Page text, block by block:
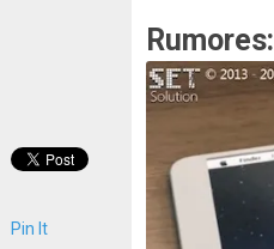
Pin It